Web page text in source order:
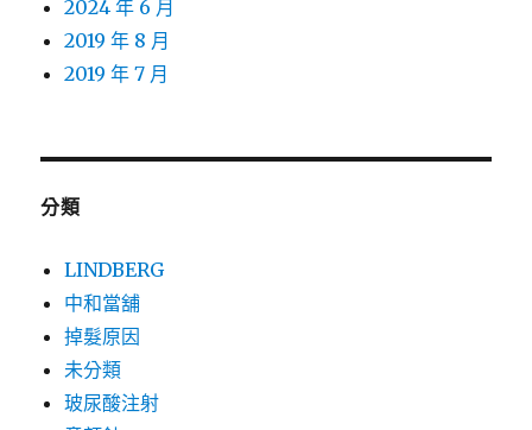
2024 年 6 月
2019 年 8 月
2019 年 7 月
分類
LINDBERG
中和當舖
掉髮原因
未分類
玻尿酸注射